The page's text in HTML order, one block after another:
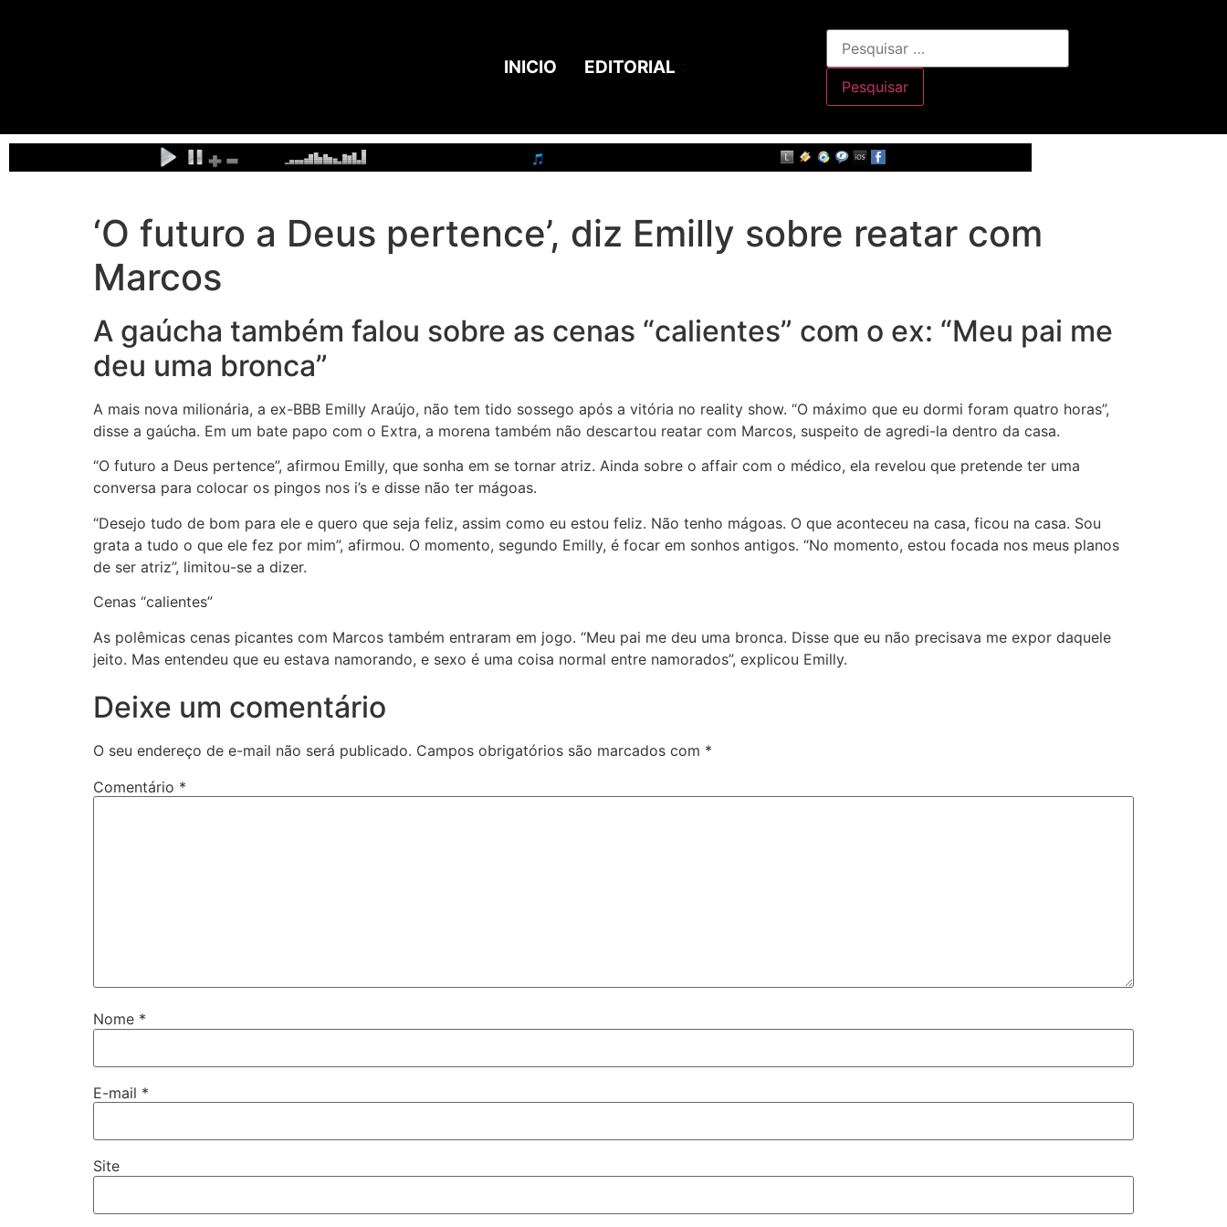
INICIO EDITORIAL
‘O futuro a Deus pertence’, diz Emilly sobre reatar com
Marcos
A gaúcha também falou sobre as cenas “calientes” com o ex: “Meu pai me
deu uma bronca”
A mais nova milionária, a ex-BBB Emilly Araújo, não tem tido sossego após a vitória no reality show. “O máximo que eu dormi foram quatro horas”,
disse a gaúcha. Em um bate papo com o Extra, a morena também não descartou reatar com Marcos, suspeito de agredi-la dentro da casa.
“O futuro a Deus pertence”, afirmou Emilly, que sonha em se tornar atriz. Ainda sobre o affair com o médico, ela revelou que pretende ter uma
conversa para colocar os pingos nos i’s e disse não ter mágoas.
“Desejo tudo de bom para ele e quero que seja feliz, assim como eu estou feliz. Não tenho mágoas. O que aconteceu na casa, ficou na casa. Sou
grata a tudo o que ele fez por mim”, afirmou. O momento, segundo Emilly, é focar em sonhos antigos. “No momento, estou focada nos meus planos
de ser atriz”, limitou-se a dizer.
Cenas “calientes”
As polêmicas cenas picantes com Marcos também entraram em jogo. “Meu pai me deu uma bronca. Disse que eu não precisava me expor daquele
jeito. Mas entendeu que eu estava namorando, e sexo é uma coisa normal entre namorados”, explicou Emilly.
Deixe um comentário
O seu endereço de e-mail não será publicado. Campos obrigatórios são marcados com *
Comentário *
Nome *
E-mail *
Site